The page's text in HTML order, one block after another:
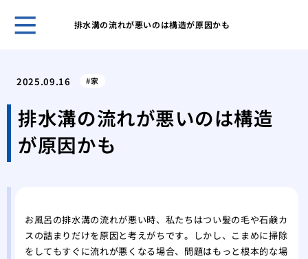
排水溝の流れが悪いのは構造が原因かも
修
ト
浴
2025.09.16 家
排水溝の流れが悪いのは構造
が原因かも
お風呂の排水溝の流れが悪い時、私たちはつい髪の毛や石鹸カ
スの詰まりだけを原因と考えがちです。しかし、こまめに掃除
をしてもすぐに流れが悪くなる場合、問題はもっと根本的な場